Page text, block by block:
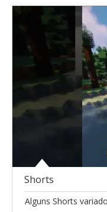
Shorts
Alguns Shorts